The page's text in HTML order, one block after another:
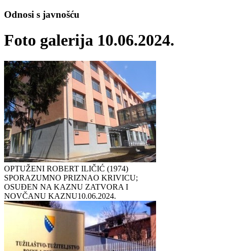
Odnosi s javnošću
Foto galerija 10.06.2024.
OPTUŽENI ROBERT ILIČIĆ (1974)
SPORAZUMNO PRIZNAO KRIVICU;
OSUĐEN NA KAZNU ZATVORA I
NOVČANU KAZNU10.06.2024.